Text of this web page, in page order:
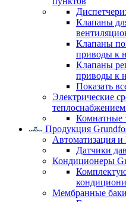
Клапаны
Клапаны
приводы к
Клапаны
приводы к
Показать
Электрические
Комнатные
Продукция
Автоматизация
Датчики
Кондиционеры
Мембранные